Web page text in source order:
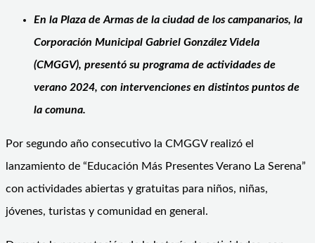
En la Plaza de Armas de la ciudad de los campanarios, la
Corporación Municipal Gabriel González Videla
(CMGGV), presentó su programa de actividades de
verano 2024, con intervenciones en distintos puntos de
la comuna.
Por segundo año consecutivo la CMGGV realizó el
lanzamiento de “Educación Más Presentes Verano La Serena”
con actividades abiertas y gratuitas para niños, niñas,
jóvenes, turistas y comunidad en general.